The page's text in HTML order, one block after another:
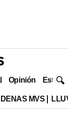
Opinión Estilo
MVS